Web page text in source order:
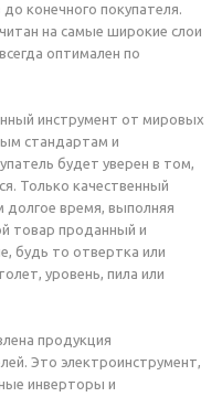
конечного покупателя.
на самые широкие слои
оптимален по
инструмент от мировых
стандартам и
будет уверен в том,
Только качественный
долгое время, выполняя
товар проданный и
будь то отвертка или
уровень, пила или
продукция
Это электроинструмент,
инверторы и